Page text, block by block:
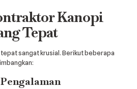
Kanopi
Tepat
sangat krusial. Berikut beberapa